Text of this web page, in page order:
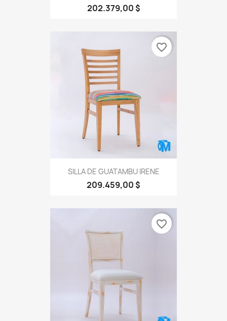
202.379,00 $
SILLA DE GUATAMBU IRENE
209.459,00 $
favorite_border
favorite_border